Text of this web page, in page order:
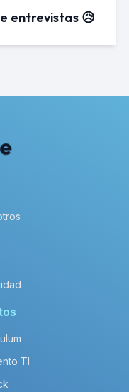
entrevistas 😥
TI